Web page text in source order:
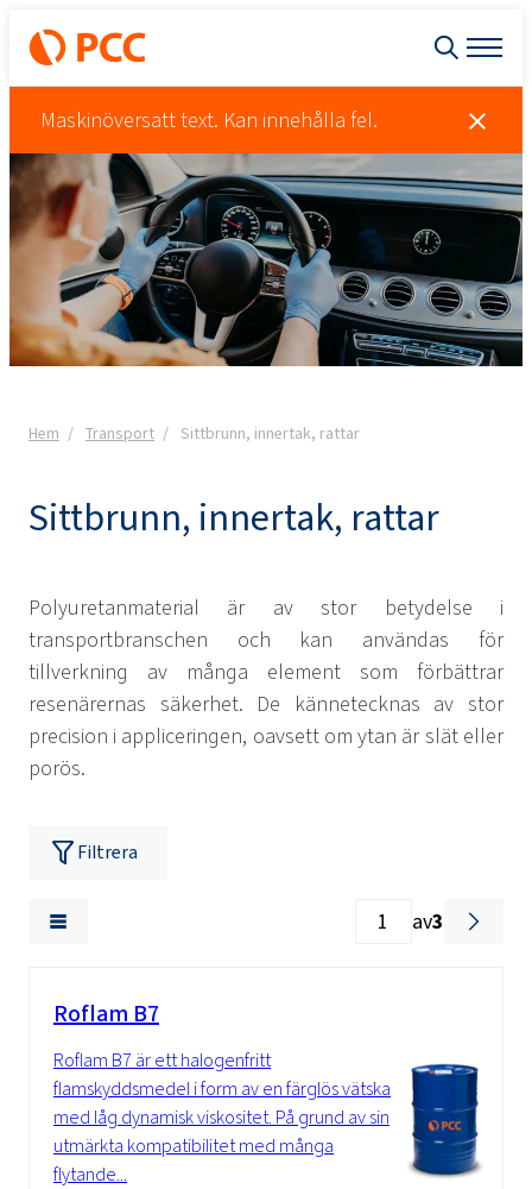
Maskinöversatt text. Kan innehålla fel.
Hem Transport Sittbrunn, innertak, rattar
Sittbrunn, innertak, rattar
Polyuretanmaterial är av stor betydelse i
transportbranschen och kan användas för
tillverkning av många element som förbättrar
resenärernas säkerhet. De kännetecknas av stor
precision i appliceringen, oavsett om ytan är slät eller
porös.
Filtrera
av3
Roflam B7
Roflam B7 är ett halogenfritt
flamskyddsmedel i form av en färglös vätska
med låg dynamisk viskositet. På grund av sin
utmärkta kompatibilitet med många
flytande...